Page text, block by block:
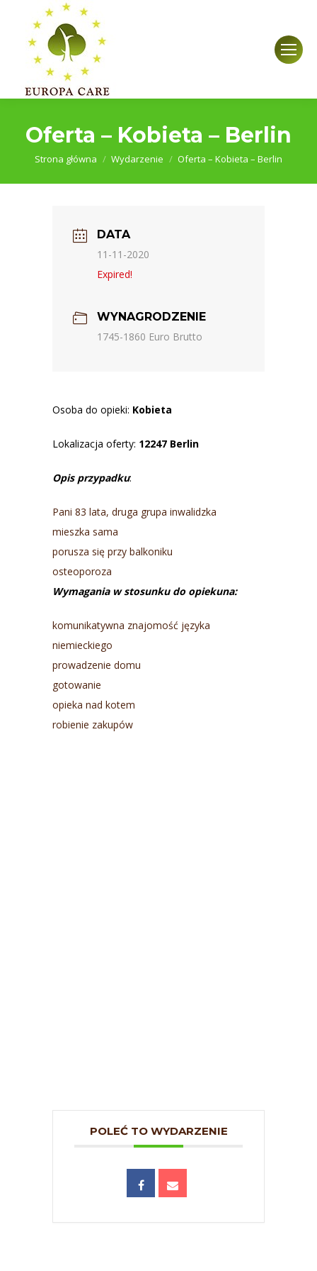
Oferta – Kobieta – Berlin
Jesteś tutaj:
Strona główna Wydarzenie Oferta – Kobieta – Berlin
DATA
11-11-2020
Expired!
WYNAGRODZENIE
1745-1860 Euro Brutto
Osoba do opieki: Kobieta
Lokalizacja oferty: 12247 Berlin
Opis przypadku:
Pani 83 lata, druga grupa inwalidzka
mieszka sama
porusza się przy balkoniku
osteoporoza
Wymagania w stosunku do opiekuna:
komunikatywna znajomość języka
niemieckiego
prowadzenie domu
gotowanie
opieka nad kotem
robienie zakupów
POLEĆ TO WYDARZENIE